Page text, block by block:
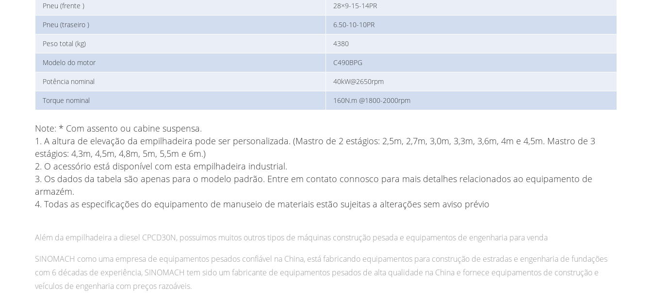
Pneu (frente ) 28×9-15-14PR
Pneu (traseiro ) 6.50-10-10PR
Peso total (kg) 4380
Modelo do motor C490BPG
Potência nominal 40kW@2650rpm
Torque nominal 160N.m @1800-2000rpm
Note: * Com assento ou cabine suspensa.
1. A altura de elevação da empilhadeira pode ser personalizada. (Mastro de 2 estágios: 2,5m, 2,7m, 3,0m, 3,3m, 3,6m, 4m e 4,5m. Mastro de 3
estágios: 4,3m, 4,5m, 4,8m, 5m, 5,5m e 6m.)
2. O acessório está disponível com esta empilhadeira industrial.
3. Os dados da tabela são apenas para o modelo padrão. Entre em contato connosco para mais detalhes relacionados ao equipamento de
armazém.
4. Todas as especificações do equipamento de manuseio de materiais estão sujeitas a alterações sem aviso prévio
Além da empilhadeira a diesel CPCD30N, possuimos muitos outros tipos de máquinas construção pesada e equipamentos de engenharia para venda
SINOMACH como uma empresa de equipamentos pesados confiável na China, está fabricando equipamentos para construção de estradas e engenharia de fundações
com 6 décadas de experiência, SINOMACH tem sido um fabricante de equipamentos pesados de alta qualidade na China e fornece equipamentos de construção e
veículos de engenharia com preços razoáveis.